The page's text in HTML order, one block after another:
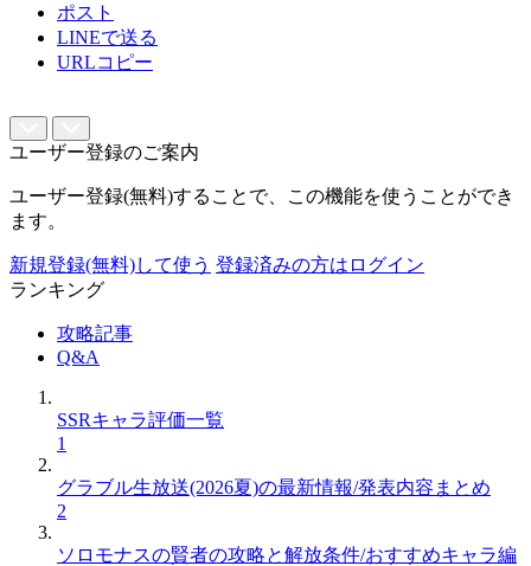
ポスト
LINEで送る
URLコピー
ユーザー登録のご案内
ユーザー登録(無料)することで、この機能を使うことができ
ます。
新規登録(無料)して使う 登録済みの方はログイン
ランキング
攻略記事
Q&A
SSRキャラ評価一覧
1
グラブル生放送(2026夏)の最新情報/発表内容まとめ
2
ソロモナスの賢者の攻略と解放条件/おすすめキャラ編